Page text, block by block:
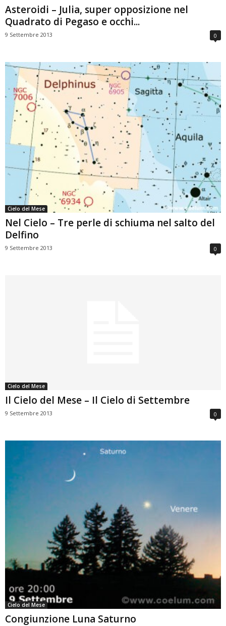
Asteroidi – Julia, super opposizione nel
Quadrato di Pegaso e occhi...
9 Settembre 2013 0
Cielo del Mese
Nel Cielo – Tre perle di schiuma nel salto del
Delfino
9 Settembre 2013 0
Cielo del Mese
Il Cielo del Mese – Il Cielo di Settembre
9 Settembre 2013 0
Cielo del Mese
Congiunzione Luna Saturno